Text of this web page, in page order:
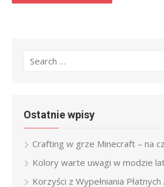
Search
Ostatnie wpisy
Crafting w grze Minecraft – na
Kolory warte uwagi w modzie
Korzyści z Wypełniania